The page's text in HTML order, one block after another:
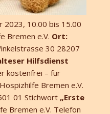
2023, 10.00 bis 15.00
Bremen e.V. Ort:
30 28207
Hilfsdienst
kostenfrei – für
Hospizhilfe Bremen e.V.
01 Stichwort „Erste
Bremen e.V. Telefon